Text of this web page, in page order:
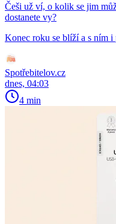
Češi už ví, o kolik se jim
dostanete vy?
Konec roku se blíží a s ním
Spotřebitelov.cz
dnes, 04:03
4 min